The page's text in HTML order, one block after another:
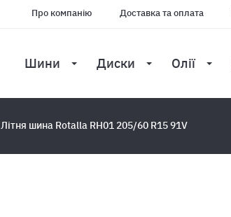
Про компанію Доставка та оплата
Шини Диски Олії
Літня шина Rotalla RH01 205/60 R15 91V